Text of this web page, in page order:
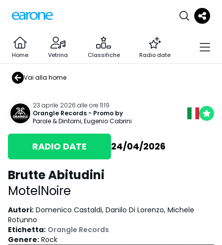
Home Vetrina Classifiche Radio date
Vai alla home
23 aprile 2026 alle ore 11:19
Orangle Records - Promo by
Parole & Dintorni,Eugenio Cabrini
RADIO DATE 24/04/2026
Brutte Abitudini
MotelNoire
Autori: Domenico Castaldi, Danilo Di Lorenzo, Michele
Rotunno
Etichetta: Orangle Records
Genere: Rock